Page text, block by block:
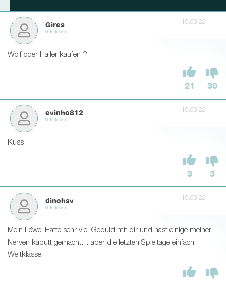
Gires
0 Follower
19.03.23
Wolf oder Haller kaufen ?
21 30
evinho812
0 Follower
19.03.23
Kuss
3 3
dinohsv
0 Follower
19.03.23
Mein Löwe! Hatte sehr viel Geduld mit dir und hast einige meiner
Nerven kaputt gemacht… aber die letzten Spieltage einfach
Weltklasse.